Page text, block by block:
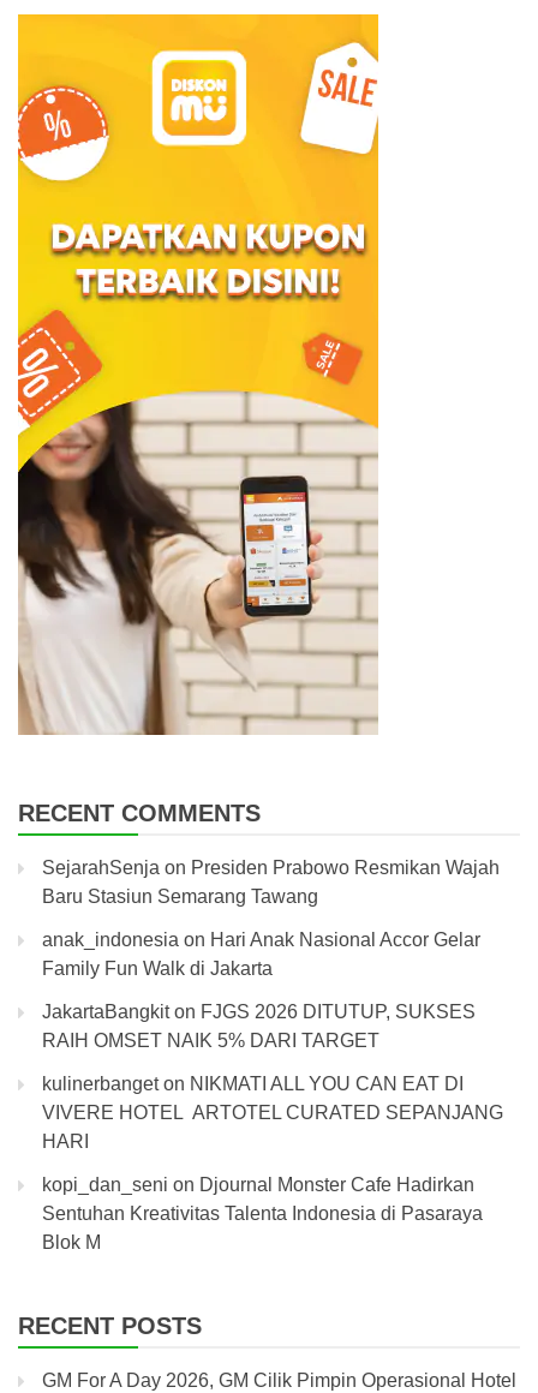
RECENT COMMENTS
SejarahSenja on Presiden Prabowo Resmikan Wajah
Baru Stasiun Semarang Tawang
anak_indonesia on Hari Anak Nasional Accor Gelar
Family Fun Walk di Jakarta
JakartaBangkiton FJGS 2026 DITUTUP, SUKSES
RAIH OMSET NAIK 5% DARI TARGET
kulinerbangeton NIKMATI ALL YOU CAN EAT DI
VIVERE HOTEL ARTOTEL CURATED SEPANJANG
HARI
kopi_dan_seni on Djournal Monster Cafe Hadirkan
Sentuhan Kreativitas Talenta Indonesia di Pasaraya
Blok M
RECENT POSTS
GM For A Day 2026, GM Cilik Pimpin Operasional Hotel